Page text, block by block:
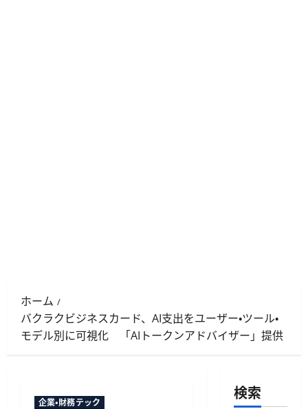
ホーム
バクラクビジネスカード、AI支出をユーザー・ツール・
モデル別に可視化 「AIトークンアドバイザー」提供
企業・財務テック
検索